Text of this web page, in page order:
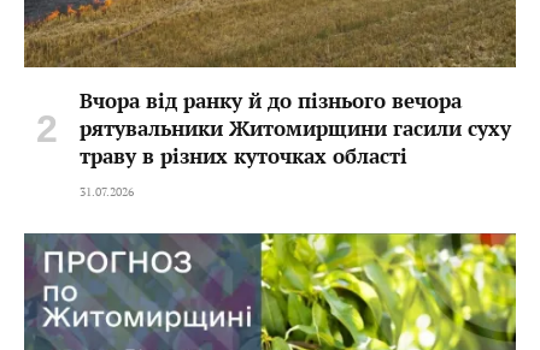
Вчора від ранку й до пізнього вечора
рятувальники Житомирщини гасили суху
траву в різних куточках області
31.07.2026